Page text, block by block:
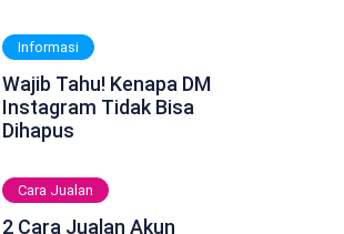
Informasi
Wajib Tahu! Kenapa DM
Instagram Tidak Bisa
Dihapus
Cara Jualan
2 Cara Jualan Akun